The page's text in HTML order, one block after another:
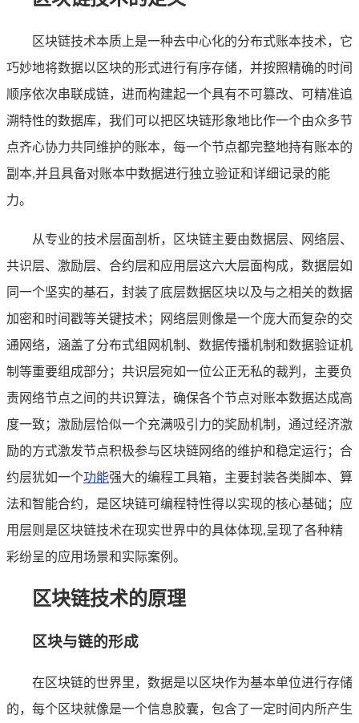
区块链技术本质上是一种去中心化的分布式账本技术，它
巧妙地将数据以区块的形式进行有序存储，并按照精确的时间
顺序依次串联成链，进而构建起一个具有不可篡改、可精准追
溯特性的数据库，我们可以把区块链形象地比作一个由众多节
点齐心协力共同维护的账本，每一个节点都完整地持有账本的
副本,并且具备对账本中数据进行独立验证和详细记录的能
力。
从专业的技术层面剖析，区块链主要由数据层、网络层、
共识层、激励层、合约层和应用层这六大层面构成，数据层如
同一个坚实的基石，封装了底层数据区块以及与之相关的数据
加密和时间戳等关键技术；网络层则像是一个庞大而复杂的交
通网络，涵盖了分布式组网机制、数据传播机制和数据验证机
制等重要组成部分；共识层宛如一位公正无私的裁判，主要负
责网络节点之间的共识算法，确保各个节点对账本数据达成高
度一致；激励层恰似一个充满吸引力的奖励机制，通过经济激
励的方式激发节点积极参与区块链网络的维护和稳定运行；合
约层犹如一个功能强大的编程工具箱，主要封装各类脚本、算
法和智能合约，是区块链可编程特性得以实现的核心基础；应
用层则是区块链技术在现实世界中的具体体现,呈现了各种精
彩纷呈的应用场景和实际案例。
区块链技术的原理
区块与链的形成
在区块链的世界里，数据是以区块作为基本单位进行存储
的，每个区块就像是一个信息胶囊，包含了一定时间内所产生